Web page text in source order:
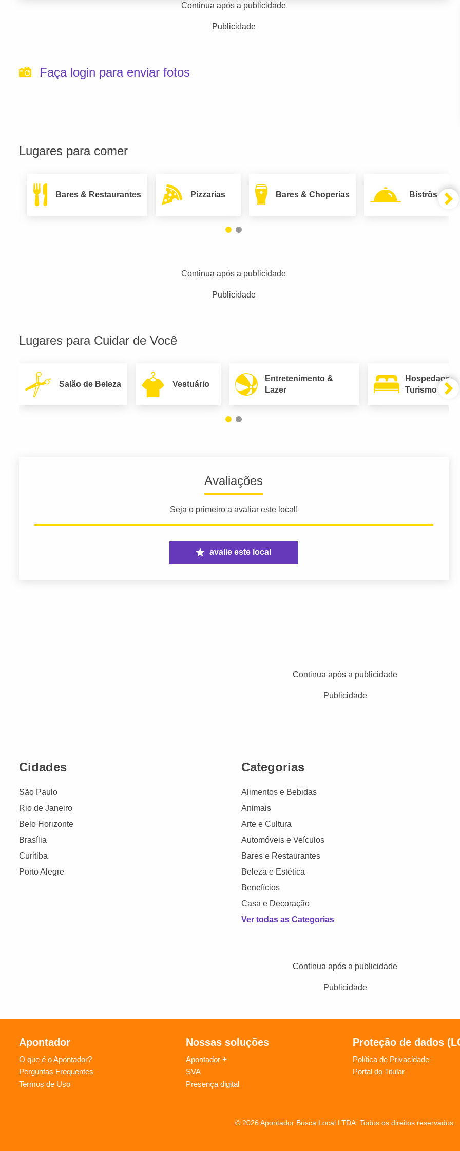
Continua após a publicidade
Publicidade
Faça login para enviar fotos
Lugares para comer
Bares & Restaurantes Pizzarias Bares & Choperias Bistrôs
Continua após a publicidade
Publicidade
Lugares para Cuidar de Você
Salão de Beleza Vestuário
Entretenimento &
Lazer
Hospedagem
Turismo
Avaliações
Seja o primeiro a avaliar este local!
avalie este local
Continua após a publicidade
Publicidade
Cidades
São Paulo
Rio de Janeiro
Belo Horizonte
Brasília
Curitiba
Porto Alegre
Categorias
Alimentos e Bebidas
Animais
Arte e Cultura
Automóveis e Veículos
Bares e Restaurantes
Beleza e Estética
Benefícios
Casa e Decoração
Ver todas as Categorias
Continua após a publicidade
Publicidade
Apontador
O que é o Apontador?
Perguntas Frequentes
Termos de Uso
Nossas soluções
Apontador +
SVA
Presença digital
Proteção de dados
Política de Privacidade
Portal do Titular
© 2026 Apontador Busca Local LTDA. Todos os direitos reservados.